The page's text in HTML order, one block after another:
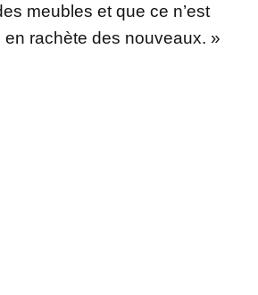
meubles et que ce n’est
en rachète des nouveaux. »